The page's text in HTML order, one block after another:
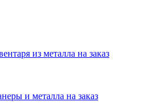
из металла на заказ
и металла на заказ